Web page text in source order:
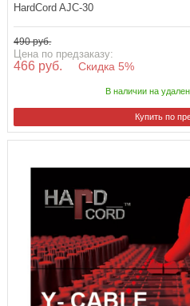
HardCord AJC-30
490 руб.
Цена по предзаказу:
466 руб. Скидка 5%
В наличии на
Купить по